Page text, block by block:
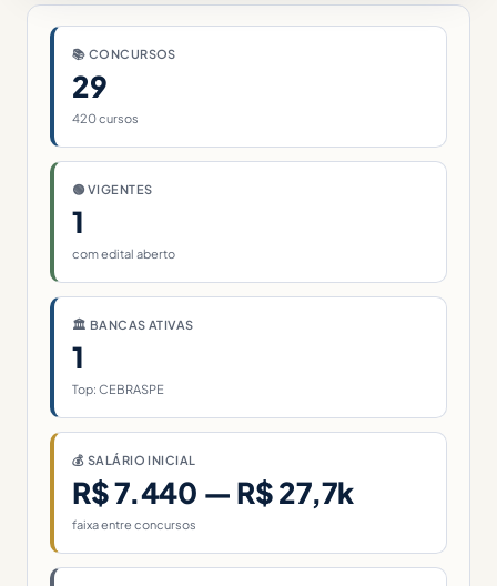
📚 CONCURSOS
29
420 cursos
🟢 VIGENTES
1
com edital aberto
🏛 BANCAS ATIVAS
1
Top: CEBRASPE
💰 SALÁRIO INICIAL
R$ 7.440 — R$ 27,7k
faixa entre concursos